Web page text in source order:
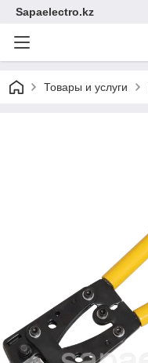
Sapaelectro.kz
Товары и услуги